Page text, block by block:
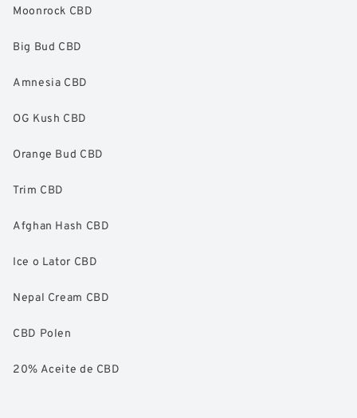
Moonrock CBD
Big Bud CBD
Amnesia CBD
OG Kush CBD
Orange Bud CBD
Trim CBD
Afghan Hash CBD
Ice o Lator CBD
Nepal Cream CBD
CBD Polen
20% Aceite de CBD